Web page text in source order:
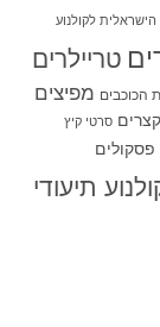
לקולנוע
טריילרים
הכוכבים מפיצים
סרטי קיץ
פסקולים
תיעודי